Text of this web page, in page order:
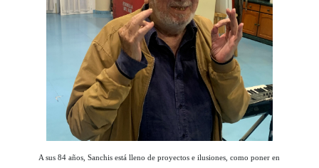
A sus 84 años, Sanchis está lleno de proyectos e ilusiones, como poner en